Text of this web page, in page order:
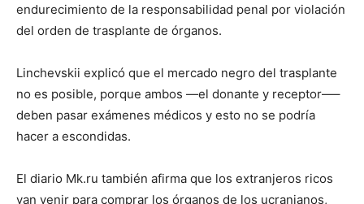
endurecimiento de la responsabilidad penal por violación
del orden de trasplante de órganos.
Linchevskii explicó que el mercado negro del trasplante
no es posible, porque ambos —el donante y receptor—–
deben pasar exámenes médicos y esto no se podría
hacer a escondidas.
El diario Mk.ru también afirma que los extranjeros ricos
van venir para comprar los órganos de los ucranianos,